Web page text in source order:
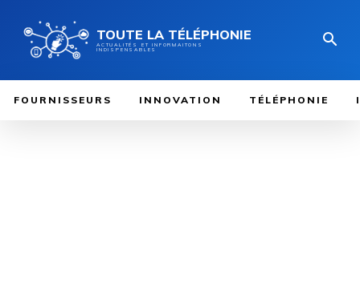
TOUTE LA TÉLÉPHONIE
ACTUALITÉS ET INFORMAITONS
INDISPENSABLES
FOURNISSEURS INNOVATION TÉLÉPHONIE